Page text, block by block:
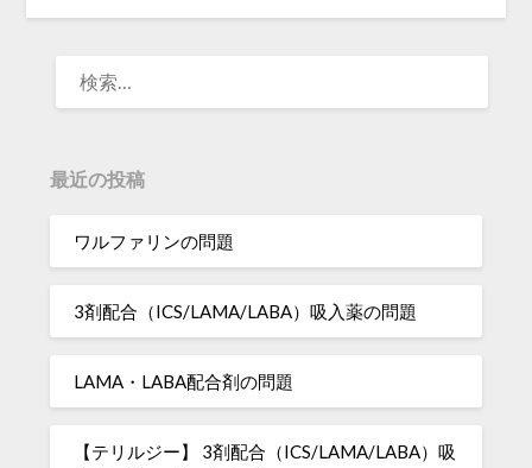
最近の投稿
ワルファリンの問題
3剤配合（ICS/LAMA/LABA）吸入薬の問題
LAMA・LABA配合剤の問題
【テリルジー】 3剤配合（ICS/LAMA/LABA）吸